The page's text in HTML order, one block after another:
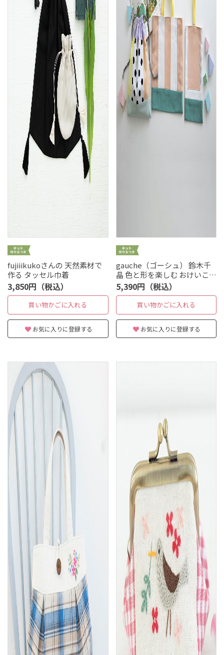
fujiiikukoさんの 天然素材で
作る タッセル巾着
3,850円（税込）
買い物かごに入れる
お気に入りに登録する
gauche（ゴーシュ） 鈴木千
晶 色と形を楽しむ おけいこバ
ッグ3点セット
5,390円（税込）
買い物かごに入れる
お気に入りに登録する